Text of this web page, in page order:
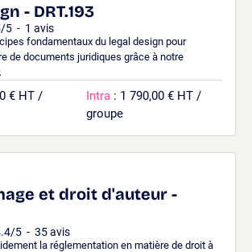
- DRT.193
/5 - 1 avis
fondamentaux du legal design pour
de documents juridiques grâce à notre
€ HT /
Intra : 1 790,00 € HT /
groupe
et droit d'auteur -
/5 - 35avis
la réglementation en matière de droit à